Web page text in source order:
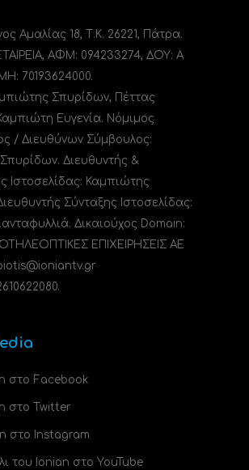
Αμαλίας 18, Τ.Κ. 26221, Πάτρα.
ΑΦΜ: 094233274, ΔΟΥ: A
70193624000.
Σπυρίδων, Πέττας
Ευγενία. Νόμιμος
/ Διευθύνων Σύμβουλος:
Διευθυντής &
Ιστοσελίδας: Καμπιώτης
Σύνταξης Ιστοσελίδας:
Δικαιούχος Domain:
ΕΠΙΧΕΙΡΗΣΕΙΣ ΑΕ
στο Facebook
στο Twitter
στο Instagram
του Ionian στο YouTube